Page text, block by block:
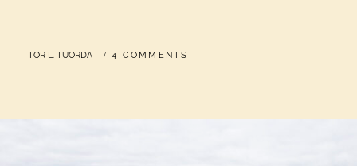
FISKET
BY
TOR L. TUORDA 4 COMMENTS